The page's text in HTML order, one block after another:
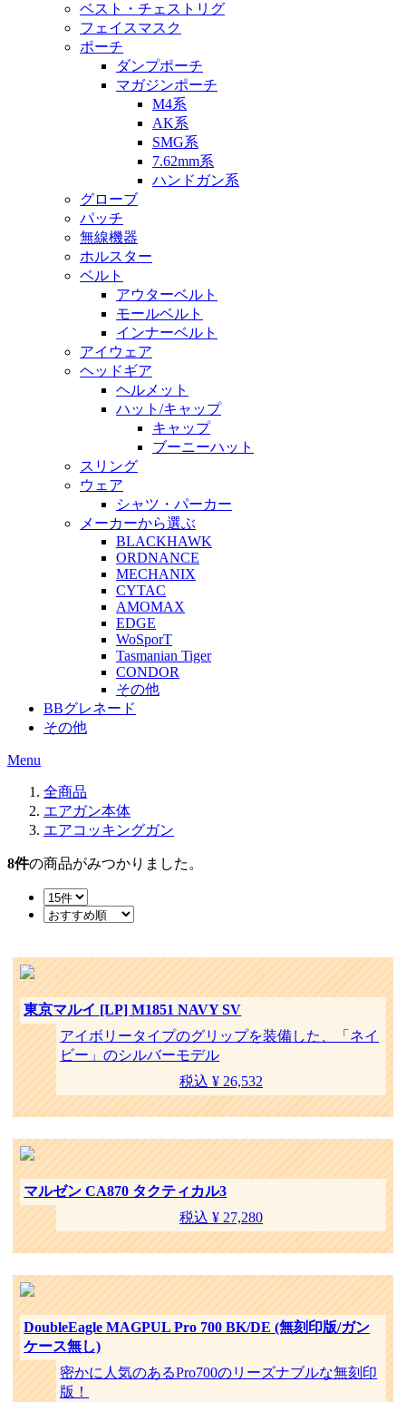
ベスト・チェストリグ
フェイスマスク
ポーチ
ダンプポーチ
マガジンポーチ
M4系
AK系
SMG系
7.62mm系
ハンドガン系
グローブ
パッチ
無線機器
ホルスター
ベルト
アウターベルト
モールベルト
インナーベルト
アイウェア
ヘッドギア
ヘルメット
ハット/キャップ
キャップ
ブーニーハット
スリング
ウェア
シャツ・パーカー
メーカーから選ぶ
BLACKHAWK
ORDNANCE
MECHANIX
CYTAC
AMOMAX
EDGE
WoSporT
Tasmanian Tiger
CONDOR
その他
BBグレネード
その他
Menu
全商品
エアガン本体
エアコッキングガン
8件の商品がみつかりました。
東京マルイ [LP] M1851 NAVY SV
アイボリータイプのグリップを装備した、「ネイ
ビー」のシルバーモデル
税込 ¥ 26,532
マルゼン CA870 タクティカル3
税込 ¥ 27,280
DoubleEagle MAGPUL Pro 700 BK/DE (無刻印版/ガン
ケース無し)
密かに人気のあるPro700のリーズナブルな無刻印
版！